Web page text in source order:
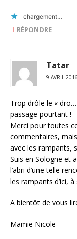
chargement…
RÉPONDRE
Tatar
9 AVRIL
Trop drôle le «
passage pourtant !
Merci pour toutes
commentaires,
avec les rampants,
Suis en Sologne et
l’abri d’une telle
les rampants d’ici,
A bientôt de vous
Mamie Nicole